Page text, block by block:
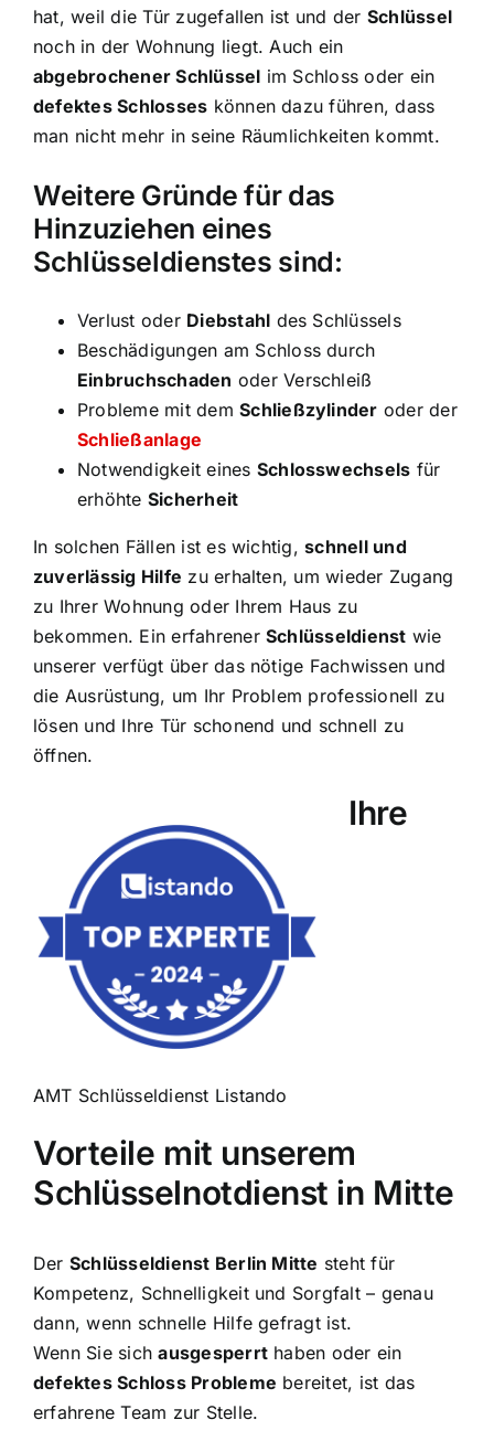
hat, weil die Tür zugefallen ist und der Schlüssel
noch in der Wohnung liegt. Auch ein
abgebrochener Schlüssel im Schloss oder ein
defektes Schlosses können dazu führen, dass
man nicht mehr in seine Räumlichkeiten kommt.
Weitere Gründe für das
Hinzuziehen eines
Schlüsseldienstes sind:
Verlust oder Diebstahl des Schlüssels
Beschädigungen am Schloss durch
Einbruchschaden oder Verschleiß
Probleme mit demSchließzylinder oder der
Schließanlage
Notwendigkeit eines Schlosswechsels für
erhöhte Sicherheit
In solchen Fällen ist es wichtig,schnell und
zuverlässig Hilfe zu erhalten, um wieder Zugang
zu Ihrer Wohnung oder Ihrem Haus zu
bekommen. Ein erfahrenerSchlüsseldienst wie
unserer verfügt über das nötige Fachwissen und
die Ausrüstung, um Ihr Problem professionell zu
lösen und Ihre Tür schonend und schnell zu
öffnen.
AMT Schlüsseldienst Listando
Ihre
Vorteile mit unserem
Schlüsselnotdienst in Mitte
Der Schlüsseldienst Berlin Mitte steht für
Kompetenz, Schnelligkeit und Sorgfalt – genau
dann, wenn schnelle Hilfe gefragt ist.
Wenn Sie sichausgesperrt haben oder ein
defektes Schloss Probleme bereitet, ist das
erfahrene Team zur Stelle.